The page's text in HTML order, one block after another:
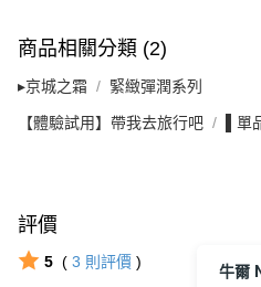
商品相關分類 (2)
▸京城之霜 緊緻彈潤系列
【體驗試用】帶我去旅行吧 ▌單
評價
5 ( 3 則評價 )
牛爾